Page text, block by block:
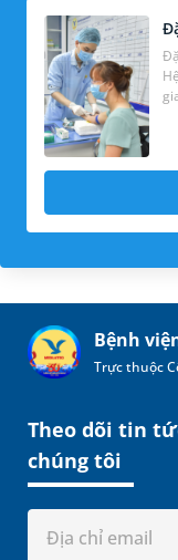
Bệnh
Trực thuộc
Theo dõi tin
chúng tôi